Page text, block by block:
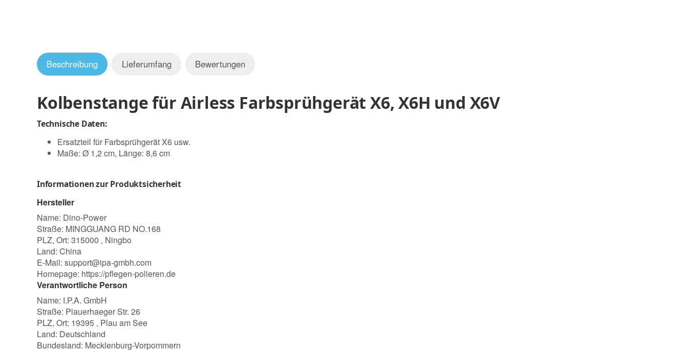
Beschreibung Lieferumfang Bewertungen
Kolbenstange für Airless Farbsprühgerät X6, X6H und X6V
Technische Daten:
Ersatzteil für Farbsprühgerät X6 usw.
Maße: Ø 1,2 cm, Länge: 8,6 cm
Informationen zur Produktsicherheit
Hersteller
Name: Dino-Power
Straße: MINGGUANG RD NO.168
PLZ, Ort: 315000 , Ningbo
Land: China
E-Mail: support@ipa-gmbh.com
Homepage: https://pflegen-polieren.de
Verantwortliche Person
Name: I.P.A. GmbH
Straße: Plauerhaeger Str. 26
PLZ, Ort: 19395 , Plau am See
Land: Deutschland
Bundesland: Mecklenburg-Vorpommern